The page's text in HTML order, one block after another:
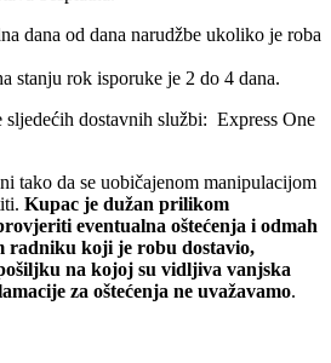
dana od dana narudžbe ukoliko je roba
stanju rok isporuke je 2 do 4 dana.
sljedećih dostavnih službi: Express One
tako da se uobičajenom manipulacijom
Kupac je dužan prilikom
eventualna oštećenja i odmah
radniku koji je robu dostavio,
na kojoj su vidljiva vanjska
za oštećenja ne uvažavamo.